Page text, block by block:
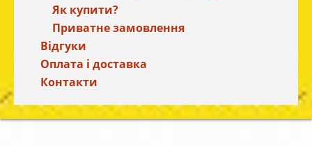
Як купити?
Приватне замовлення
Відгуки
Оплата і доставка
Контакти